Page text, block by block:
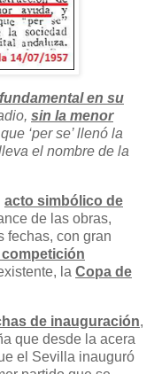
en su
sin la menor
‘per se’ llenó la
el nombre de la
acto simbólico de
de las obras,
fechas, con gran
la Copa de
de inauguración,
que desde la acera
el Sevilla inauguró